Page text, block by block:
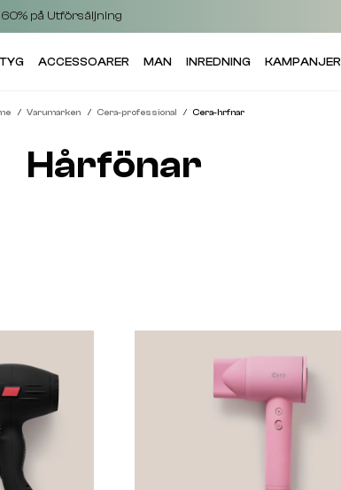
60% på Utförsäljning
ACCESSOARER MAN INREDNING KAMPANJER
Varumarken Cera-professional Cera-hrfnar
Hårfönar